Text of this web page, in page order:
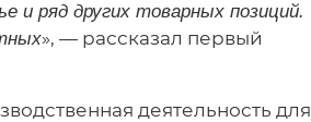
и ряд других товарных позиций.
», — рассказал первый
деятельность для